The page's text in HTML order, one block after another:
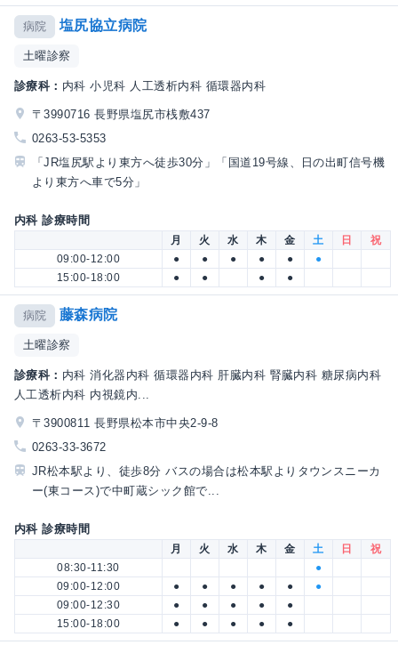
病院 塩尻協立病院
土曜診察
診療科： 内科 小児科 人工透析内科 循環器内科
〒3990716 長野県塩尻市桟敷437
0263-53-5353
「JR塩尻駅より東方へ徒歩30分」「国道19号線、日の出町信号機
より東方へ車で5分」
内科 診療時間
月 火 水 木 金 土 日
祝
09:00-12:00
● ● ● ● ●
●
15:00-18:00
● ● ● ●
病院 藤森病院
土曜診察
診療科： 内科 消化器内科 循環器内科 肝臓内科 腎臓内科 糖尿病内科
人工透析内科 内視鏡内...
〒3900811 長野県松本市中央2-9-8
0263-33-3672
JR松本駅より、徒歩8分 バスの場合は松本駅よりタウンスニーカ
ー(東コース)で中町蔵シック館で...
内科 診療時間
月 火 水 木 金 土 日
祝
08:30-11:30
●
09:00-12:00
● ● ● ● ●
●
09:00-12:30
● ● ● ●
●
15:00-18:00
● ● ● ● ●